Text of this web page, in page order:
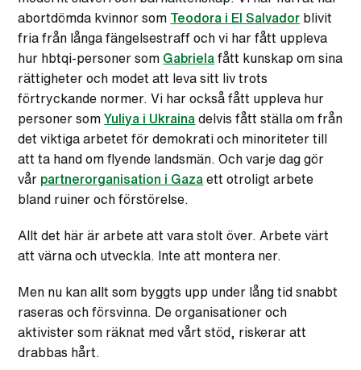
abortdömda kvinnor som Teodora i El Salvador blivit
fria från långa fängelsestraff och vi har fått uppleva
hur hbtqi-personer som Gabriela fått kunskap om sina
rättigheter och modet att leva sitt liv trots
förtryckande normer. Vi har också fått uppleva hur
personer somYuliya i Ukraina delvis fått ställa om från
det viktiga arbetet för demokrati och minoriteter till
att ta hand om flyende landsmän. Och varje dag gör
vår partnerorganisation i Gaza ett otroligt arbete
bland ruiner och förstörelse.
Allt det här är arbete att vara stolt över. Arbete värt
att värna och utveckla. Inte att montera ner.
Men nu kan allt som byggts upp under lång tid snabbt
raseras och försvinna. De organisationer och
aktivister som räknat med vårt stöd, riskerar att
drabbas hårt.